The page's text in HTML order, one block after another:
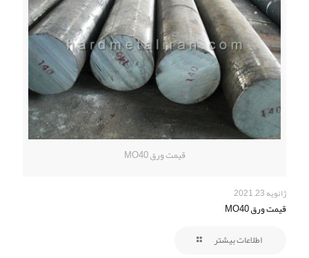
قیمت ورق MO40
ژانویه 23, 2021
قیمت ورق MO40
اطلاعات بیشتر